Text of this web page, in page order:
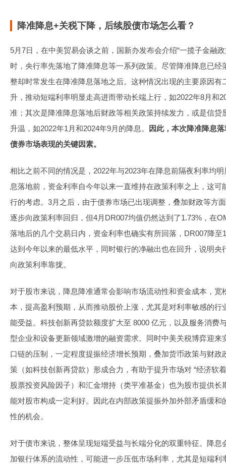
降准降息+关税下降，后续股债市场怎么看？
5月7日，在中美贸易会谈之前，国新办发布会介绍“一揽子金融
时，央行率先落地了降准降息等一系列政策。尽管降准降息已
整却时常发生在降准降息落地之后。这种情况出现的主要原因
升，推动短端利率明显走高进而带动长端上行，如2022年8月和
准；其次是降准降息落地后财政等相关政策持续发力，或是信
升温，如2022年1月和2024年9月的降息。
因此，本次降准降息
债券市场表现的关键因素。
相比之前不同的情况是，2022年与2023年在降息前隔夜利率均
息落地前，资金利率自今年以来一直维持在政策利率之上，这
行的考虑。3月之后，由于债券市场已出现调整，叠加财政等方
逐步向政策利率回归，但4月DR007均值仍然达到了1.73%，在
落地后的几个交易日内，资金利率也确实有所回落，DR007降至
达到今年以来的最低水平，同时银行的净融出也在回升，说明
向政策利率靠拢。
对于股市来说，降息降准通常会影响市场流动性和资金成本，
本，提高盈利预期，从而推动股价上涨，尤其是对利率敏感的
能受益。科技创新再贷款额度扩大至 8000 亿元，以及服务消费
型企业和设备更新领域激增的融资需求。同时中美关税博弈迎
口链的压制，一定程度提振经济增长预期，叠加货币政策与财
策（如科技创新再贷款）形成合力，有助于提升市场对 “经济软
股票投资风险因子）和汇金增持（类平准基金）也为股市提供
能对股市构成一定利好。因此在内部政策提振外加外部矛盾缓
性的机会。
对于债市来说，整体呈现短端受益与长端分化的双重特征。降
加银行体系的流动性，可能进一步压低市场利率，尤其是短端